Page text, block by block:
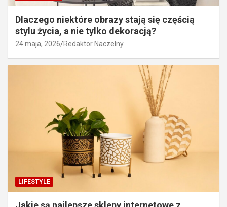
Dlaczego niektóre obrazy stają się częścią
stylu życia, a nie tylko dekoracją?
24 maja, 2026 Redaktor Naczelny
LIFESTYLE